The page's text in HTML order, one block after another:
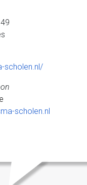
scholen.nl/
scholen.nl